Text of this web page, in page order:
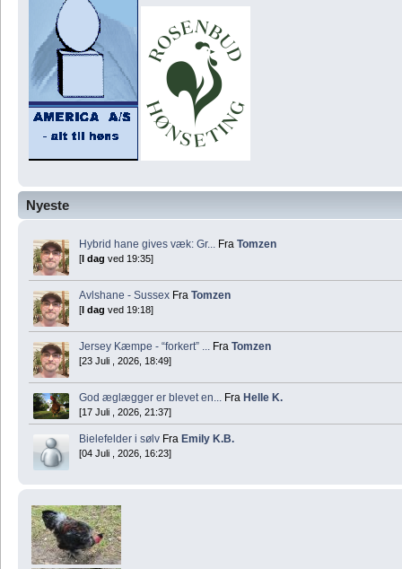
Nyeste
Hybrid hane gives væk: Gr... Fra Tomzen
[I dag ved 19:35]
Avlshane - Sussex Fra Tomzen
[I dag ved 19:18]
Jersey Kæmpe - “forkert” ... Fra Tomzen
[23 Juli , 2026, 18:49]
God æglægger er blevet en... Fra Helle K.
[17 Juli , 2026, 21:37]
Bielefelder i sølv Fra Emily K.B.
[04 Juli , 2026, 16:23]